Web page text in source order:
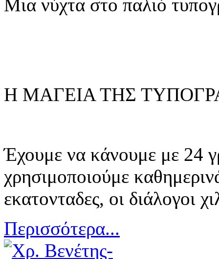
Μια νύχτα στο παλιό
Η ΜΑΓΕΙΑ ΤΗΣ
Έχουμε να κάνουμε με 24
χρησιμοποιούμε
εκατονταδες, οι διάλογοι
Περισσότερα...